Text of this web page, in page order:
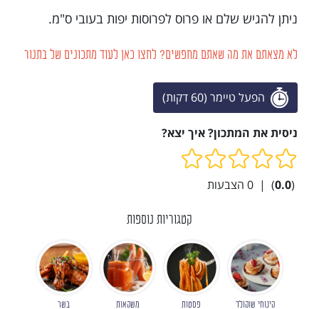
ניתן להגיש שלם או פרוס לפרוסות יפות בעובי ס"מ.
לא מצאתם את מה שאתם מחפשים? לחצו כאן לעוד מתכונים של בתנור
הפעל טיימר (60 דקות)
ניסית את המתכון? איך יצא?
(
0.0
)
|
0 הצבעות
קטגוריות נוספות
קינוחי שוקולד פסטות משקאות בשר